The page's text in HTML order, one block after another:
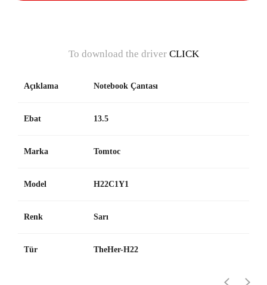
To download the driver CLICK
Açıklama Notebook Çantası
Ebat 13.5
Marka Tomtoc
Model H22C1Y1
Renk Sarı
Tür TheHer-H22